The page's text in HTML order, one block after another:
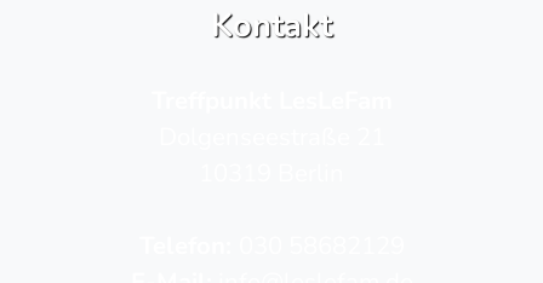
Kontakt